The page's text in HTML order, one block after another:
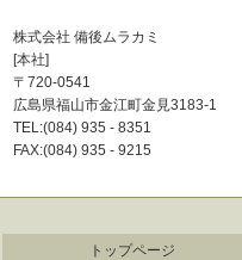
株式会社 備後ムラカミ
[本社]
〒720-0541
広島県福山市金江町金見3183-1
TEL:(084) 935 - 8351
FAX:(084) 935 - 9215
トップページ